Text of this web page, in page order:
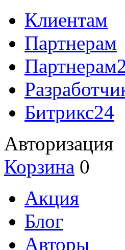
Клиентам
Партнерам
Битрикс24
Авторизация
Корзина 0
Акция
Блог
Авторы